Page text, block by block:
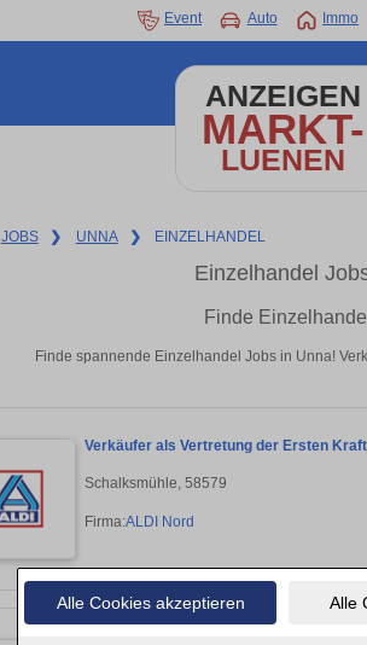
Alle Cookies akzeptieren Alle
Event Auto Immo
ANZEIGEN
MARKT-
LUENEN
JOBS ❯ UNNA ❯ EINZELHANDEL
Einzelhandel
Finde
Finde spannende Einzelhandel Jobs in Unna!
Verkäufer als Vertretung der Ersten
Schalksmühle, 58579
Firma:ALDI Nord